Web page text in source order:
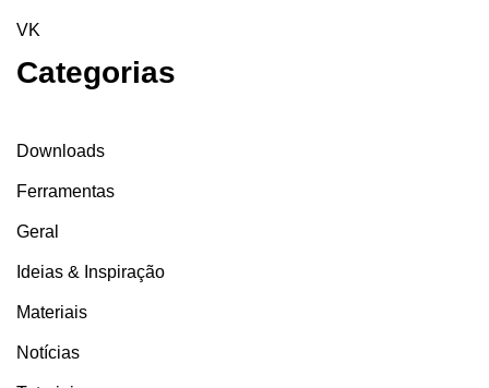
VK
Categorias
Downloads
Ferramentas
Geral
Ideias & Inspiração
Materiais
Notícias